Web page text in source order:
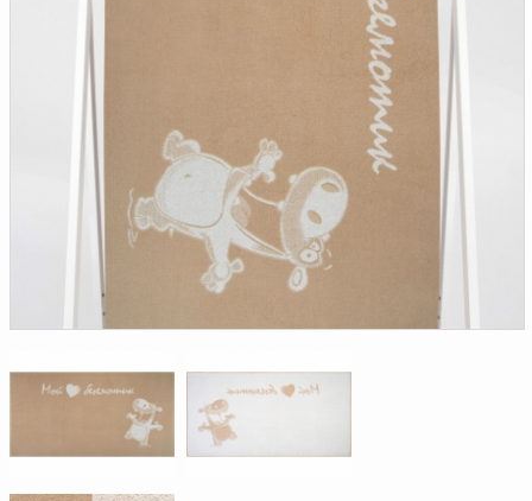
Документы по работе с
персональными данными
Письмо руководителю